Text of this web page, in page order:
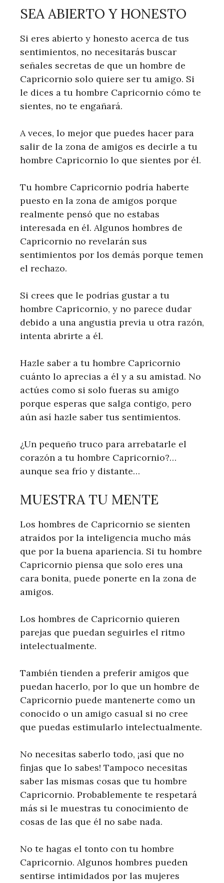
SEA ABIERTO Y HONESTO
Si eres abierto y honesto acerca de tus
sentimientos, no necesitarás buscar
señales secretas de que un hombre de
Capricornio solo quiere ser tu amigo. Si
le dices a tu hombre Capricornio cómo te
sientes, no te engañará.
A veces, lo mejor que puedes hacer para
salir de la zona de amigos es decirle a tu
hombre Capricornio lo que sientes por él.
Tu hombre Capricornio podría haberte
puesto en la zona de amigos porque
realmente pensó que no estabas
interesada en él. Algunos hombres de
Capricornio no revelarán sus
sentimientos por los demás porque temen
el rechazo.
Si crees que le podrías gustar a tu
hombre Capricornio, y no parece dudar
debido a una angustia previa u otra razón,
intenta abrirte a él.
Hazle saber a tu hombre Capricornio
cuánto lo aprecias a él y a su amistad. No
actúes como si solo fueras su amigo
porque esperas que salga contigo, pero
aún así hazle saber tus sentimientos.
¿Un pequeño truco para arrebatarle el
corazón a tu hombre Capricornio?…
aunque sea frío y distante…
MUESTRA TU MENTE
Los hombres de Capricornio se sienten
atraídos por la inteligencia mucho más
que por la buena apariencia. Si tu hombre
Capricornio piensa que solo eres una
cara bonita, puede ponerte en la zona de
amigos.
Los hombres de Capricornio quieren
parejas que puedan seguirles el ritmo
intelectualmente.
También tienden a preferir amigos que
puedan hacerlo, por lo que un hombre de
Capricornio puede mantenerte como un
conocido o un amigo casual si no cree
que puedas estimularlo intelectualmente.
No necesitas saberlo todo, ¡así que no
finjas que lo sabes! Tampoco necesitas
saber las mismas cosas que tu hombre
Capricornio. Probablemente te respetará
más si le muestras tu conocimiento de
cosas de las que él no sabe nada.
No te hagas el tonto con tu hombre
Capricornio. Algunos hombres pueden
sentirse intimidados por las mujeres